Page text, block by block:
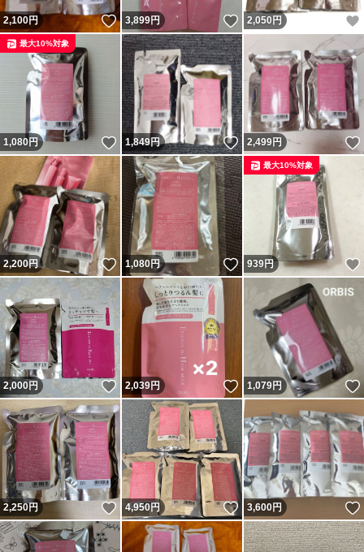
2,100円 いいね！
3,899円 いいね！
2,050 円
1,080円 いいね！
最大10%対象
1,849円 いいね！
2,499円
2,200円 いいね！
1,080円 いいね！
939円
最大10%対象
2,000円 いいね！
2,039円 いいね！
1,079円
2,250円 いいね！
4,950円 いいね！
3,600円